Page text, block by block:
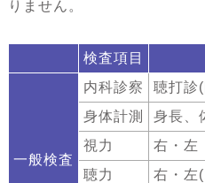
りません。
検査項目
一般検査
内科診察
聴打診
身体計測
身長、
視力
右・左
聴力
右・左